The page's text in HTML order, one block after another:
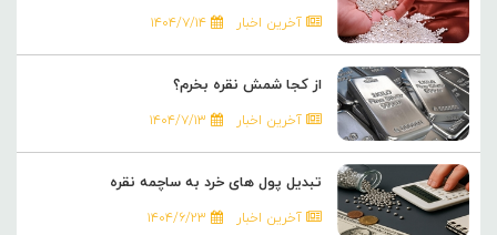
آخرین اخبار ۱۴۰۴/۷/۱۴
از کجا شمش نقره بخرم؟
آخرین اخبار ۱۴۰۴/۷/۱۳
تبدیل پول های خرد به ساچمه نقره
آخرین اخبار ۱۴۰۴/۶/۲۳